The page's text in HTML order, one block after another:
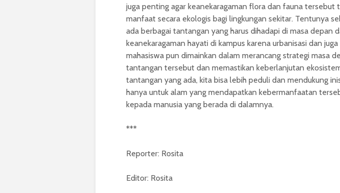
juga penting agar keanekaragaman flora dan fauna tersebut
manfaat secara ekologis bagi lingkungan sekitar. Tentunya
ada berbagai tantangan yang harus dihadapi di masa depan
keanekaragaman hayati di kampus karena urbanisasi dan
mahasiswa pun dimainkan dalam merancang strategi masa
tantangan tersebut dan memastikan keberlanjutan
tantangan yang ada, kita bisa lebih peduli dan mendukung
hanya untuk alam yang mendapatkan kebermanfaatan
kepada manusia yang berada di dalamnya.
***
Reporter: Rosita
Editor: Rosita